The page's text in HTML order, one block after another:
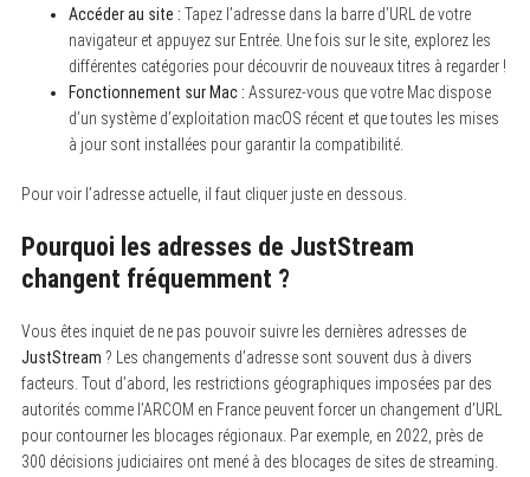
Accéder au site : Tapez l’adresse dans la barre d’URL de votre
navigateur et appuyez sur Entrée. Une fois sur le site, explorez les
différentes catégories pour découvrir de nouveaux titres à regarder !
Fonctionnement sur Mac : Assurez-vous que votre Mac dispose
d’un système d’exploitation macOS récent et que toutes les mises
à jour sont installées pour garantir la compatibilité.
Pour voir l’adresse actuelle, il faut cliquer juste en dessous.
Pourquoi les adresses de JustStream
changent fréquemment ?
Vous êtes inquiet de ne pas pouvoir suivre les dernières adresses de
JustStream ? Les changements d’adresse sont souvent dus à divers
facteurs. Tout d’abord, les restrictions géographiques imposées par des
autorités comme l’ARCOM en France peuvent forcer un changement d’URL
pour contourner les blocages régionaux. Par exemple, en 2022, près de
300 décisions judiciaires ont mené à des blocages de sites de streaming.
e
r
o
r